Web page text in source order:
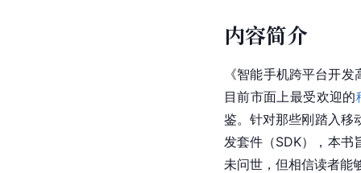
内容简介
《智能手机跨平台开
目前市面上最受欢迎的
鉴。针对那些刚踏入移
发套件（SDK），本书
未问世，但相信读者能